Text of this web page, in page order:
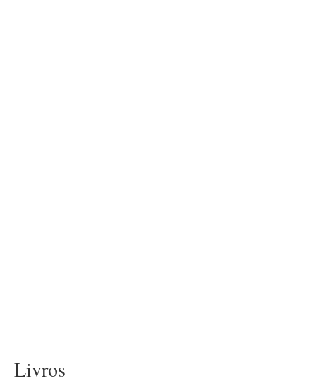
Livros